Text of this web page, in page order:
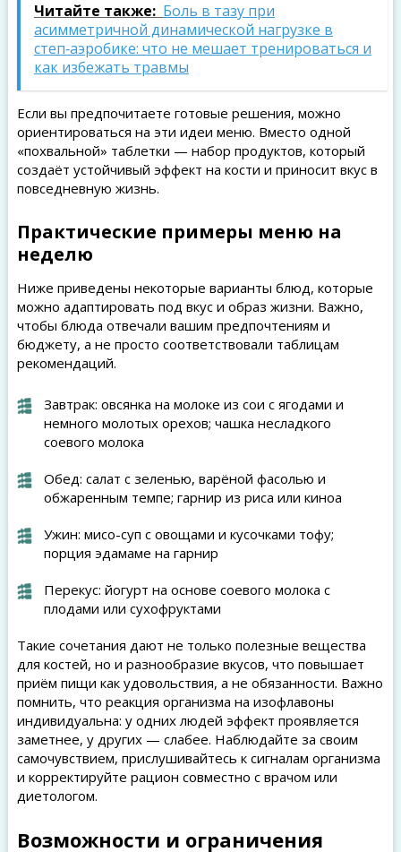
Читайте также: Боль в тазу при
асимметричной динамической нагрузке в
степ‑аэробике: что не мешает тренироваться и
как избежать травмы
Если вы предпочитаете готовые решения, можно
ориентироваться на эти идеи меню. Вместо одной
«похвальной» таблетки — набор продуктов, который
создаёт устойчивый эффект на кости и приносит вкус в
повседневную жизнь.
Практические примеры меню на
неделю
Ниже приведены некоторые варианты блюд, которые
можно адаптировать под вкус и образ жизни. Важно,
чтобы блюда отвечали вашим предпочтениям и
бюджету, а не просто соответствовали таблицам
рекомендаций.
Завтрак: овсянка на молоке из сои с ягодами и
немного молотых орехов; чашка несладкого
соевого молока
Обед: салат с зеленью, варёной фасолью и
обжаренным темпе; гарнир из риса или киноа
Ужин: мисо-суп с овощами и кусочками тофу;
порция эдамаме на гарнир
Перекус: йогурт на основе соевого молока с
плодами или сухофруктами
Такие сочетания дают не только полезные вещества
для костей, но и разнообразие вкусов, что повышает
приём пищи как удовольствия, а не обязанности. Важно
помнить, что реакция организма на изофлавоны
индивидуальна: у одних людей эффект проявляется
заметнее, у других — слабее. Наблюдайте за своим
самочувствием, прислушивайтесь к сигналам организма
и корректируйте рацион совместно с врачом или
диетологом.
Возможности и ограничения